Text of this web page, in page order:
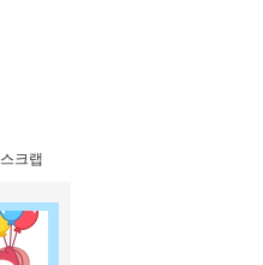
스크랩